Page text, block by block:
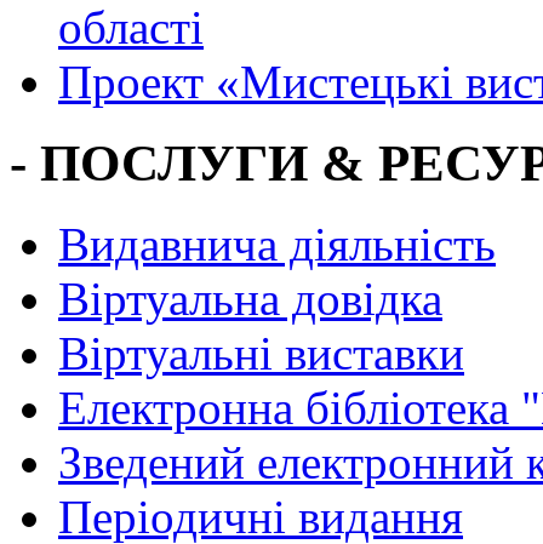
області
Проект «Мистецькі
- ПОСЛУГИ &
Видавнича діяльність
Віртуальна довідка
Віртуальні виставки
Електронна
Зведений електронний
Періодичні видання